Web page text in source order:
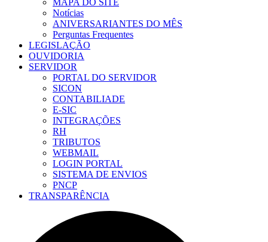
MAPA DO SITE
Notícias
ANIVERSARIANTES DO MÊS
Perguntas Frequentes
LEGISLAÇÃO
OUVIDORIA
SERVIDOR
PORTAL DO SERVIDOR
SICON
CONTABILIADE
E-SIC
INTEGRAÇÕES
RH
TRIBUTOS
WEBMAIL
LOGIN PORTAL
SISTEMA DE ENVIOS
PNCP
TRANSPARÊNCIA